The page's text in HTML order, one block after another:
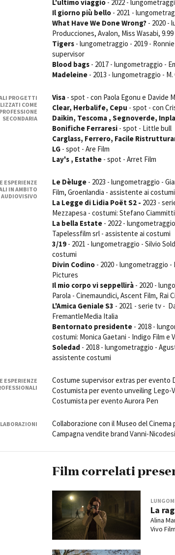
Amministrazione trasparente Bandi e gare Contatti
L'ultimo viaggio- 2022 -
Il giorno più bello- 2021 -
What Have We Done Wrong?- 2020 -
Producciones, Avalon, Miss Wasabi, 9.99
Tigers- lungometraggio - 2019 -
supervisor
Blood bags- 2017 - lungometraggio -
Madeleine- 2013 - lungometraggio - M.
PROGETTI
COME
PROFESSIONE
SECONDARIA
Visa- spot - con Paola Egonu e Davide
Clear, Herbalife, Cepu - spot - con
Daikin, Tescoma , Segnoverde,
Bonifiche Ferraresi- spot - Little bull
Carglass, Ferrero, Facile
LG- spot - Are Film
Lay's , Estathe- spot - Arret Film
ESPERIENZE
IN AMBITO
AUDIOVISIVO
Le Dèluge- 2023 - lungometraggio -
Film, Groenlandia - assistente ai costumi
La Legge di Lidia Poët S2 - 2023 -
Mezzapesa - costumi: Stefano
La bella Estate- 2022 -
Tapelessfilm srl - assistente ai costumi
3/19- 2021 - lungometraggio - Silvio
costumi
Divin Codino- 2020 - lungometraggio -
Pictures
Il mio corpo vi seppellirà- 2020 -
Parola - Cinemaundici, Ascent Film, Rai
L'Amica Geniale S3 - 2021 - serie tv -
FremantleMedia Italia
Bentornato presidente- 2018 -
costumi: Monica Gaetani - Indigo Film
Soledad - 2018 - lungometraggio -
assistente costumi
ESPERIENZE
Costume supervisor extras per evento
Costumista per evento unveiling Lego-
Costumista per evento Aurora Pen
Collaborazione con il Museo del
Campagna vendite brand Vanni-
Film correlati
La
Alina
Vivo